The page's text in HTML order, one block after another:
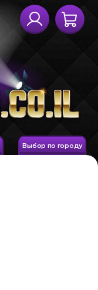
Выбор по городу